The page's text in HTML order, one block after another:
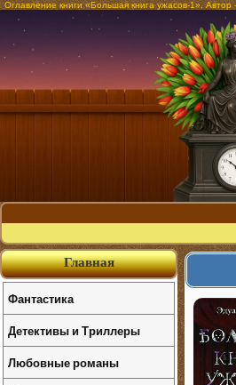
Оглавление книги «Большая книга ужасов-1». Автор
Главная
Фантастика
Детективы и Триллеры
Любовные романы